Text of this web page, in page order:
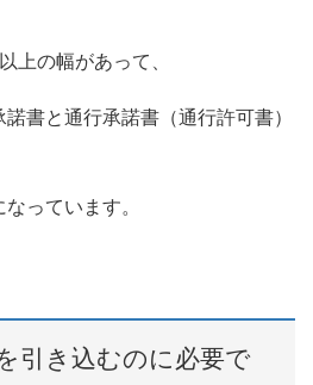
上の幅があって、
書と通行承諾書（通行許可書）
っています。
引き込むのに必要で